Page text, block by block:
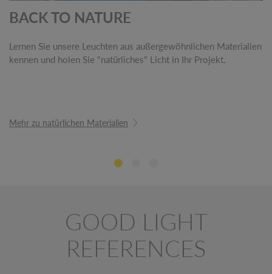
BACK TO NATURE
Lernen Sie unsere Leuchten aus außergewöhnlichen Materialien
kennen und holen Sie "natürliches" Licht in Ihr Projekt.
Mehr zu natürlichen Materialien
GOOD LIGHT
REFERENCES